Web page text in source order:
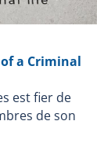
est blessée par
lors d'une
par un
a Criminal
est fier de
de son